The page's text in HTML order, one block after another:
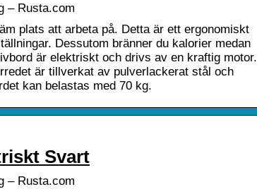
– Rusta.com
plats att arbeta på. Detta är ett ergonomiskt
Dessutom bränner du kalorier medan
är elektriskt och drivs av en kraftig motor.
är tillverkat av pulverlackerat stål och
kan belastas med 70 kg.
Svart
– Rusta.com